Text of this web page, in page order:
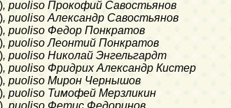
, puoliso Прокофий Савостьянов
, puoliso Александр Савостьянов
, puoliso Федор Понкратов
, puoliso Леонтий Понкратов
, puoliso Николай Энгельгардт
, puoliso Фридрих Александр Кистер
, puoliso Мирон Чернышов
, puoliso Тимофей Мерзликин
, puoliso Фетис Федоринов